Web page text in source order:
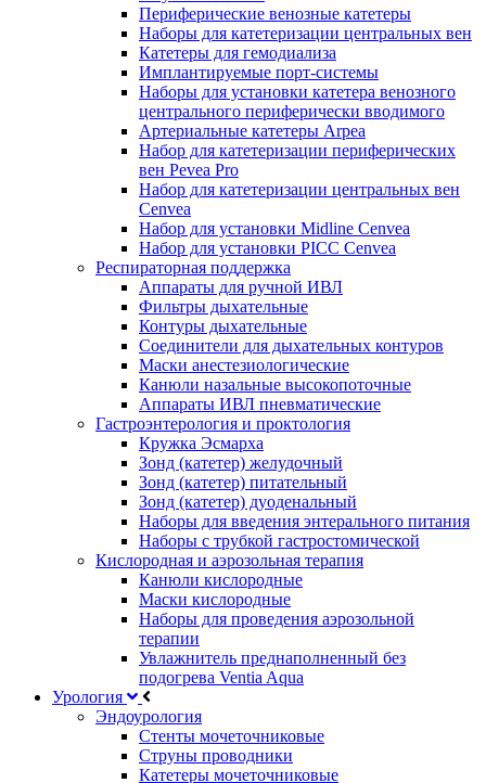
Периферические венозные катетеры
Наборы для катетеризации центральных вен
Катетеры для гемодиализа
Имплантируемые порт‑системы
Наборы для установки катетера венозного
центрального периферически вводимого
Артериальные катетеры Arpea
Набор для катетеризации периферических
вен Pevea Pro
Набор для катетеризации центральных вен
Cenvea
Набор для установки Midline Cenvea
Набор для установки PICC Cenvea
Респираторная поддержка
Аппараты для ручной ИВЛ
Фильтры дыхательные
Контуры дыхательные
Соединители для дыхательных контуров
Маски анестезиологические
Канюли назальные высокопоточные
Аппараты ИВЛ пневматические
Гастроэнтерология и проктология
Кружка Эсмарха
Зонд (катетер) желудочный
Зонд (катетер) питательный
Зонд (катетер) дуоденальный
Наборы для введения энтерального питания
Наборы с трубкой гастростомической
Кислородная и аэрозольная терапия
Канюли кислородные
Маски кислородные
Наборы для проведения аэрозольной
терапии
Увлажнитель преднаполненный без
подогрева Ventia Aqua
Урология
Эндоурология
Стенты мочеточниковые
Струны проводники
Катетеры мочеточниковые